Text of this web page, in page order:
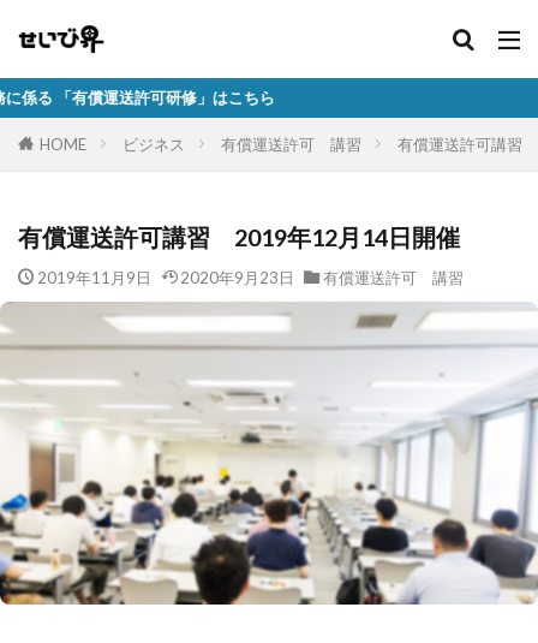
送許可研修」はこちら
HOME ビジネス 有償運送許可 講習 有償運送許可講習
有償運送許可講習 2019年12月14日開催
2019年11月9日 2020年9月23日 有償運送許可 講習